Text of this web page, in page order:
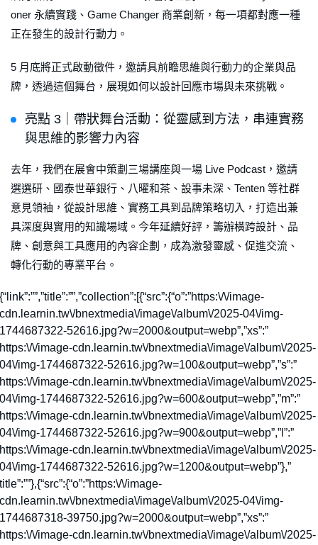
oner 永續實踐、Game Changer 商業創新，每一項都對應一種
正在發生的設計行動力。
5 月底將正式啟動徵件，邀請具前瞻思維與行動力的企業與品
牌，透過這個舞台，展現如何以設計回應市場與未來挑戰。
亮點 3｜帶狀舞台活動：從靈感到方法，串連實務
與思維的影響力內容
去年，我們在展會中策劃三場講座與一場 Live Podcast，邀請
選選研、國泰世華銀行、八曜和茶、設事未深、Tenten 等社群
意見領袖，從設計思維、實務工具到品牌策略切入，打造出兼
具深度與實用的知識場域。今年延續好評，籌辦橫跨設計、品
牌、創意與工具應用的內容企劃，成為激發靈感、促進交流、
轉化行動的專業平台。
\/image-
bnextmedia\/image\/album\/2025-04\/img-
52616.jpg?w=2000&output=webp”,”xs”:”
\/image-cdn.learnin.tw\/bnextmedia\/image\/album\/2025-
img-1744687322-52616.jpg?w=100&output=webp”,”s”:”
\/image-cdn.learnin.tw\/bnextmedia\/image\/album\/2025-
img-1744687322-52616.jpg?w=600&output=webp”,”m”:”
\/image-cdn.learnin.tw\/bnextmedia\/image\/album\/2025-
img-1744687322-52616.jpg?w=900&output=webp”,”l”:”
\/image-cdn.learnin.tw\/bnextmedia\/image\/album\/2025-
img-1744687322-52616.jpg?w=1200&output=webp”},”
\/image-
bnextmedia\/image\/album\/2025-04\/img-
39750.jpg?w=2000&output=webp”,”xs”:”
\/image-cdn.learnin.tw\/bnextmedia\/image\/album\/2025-